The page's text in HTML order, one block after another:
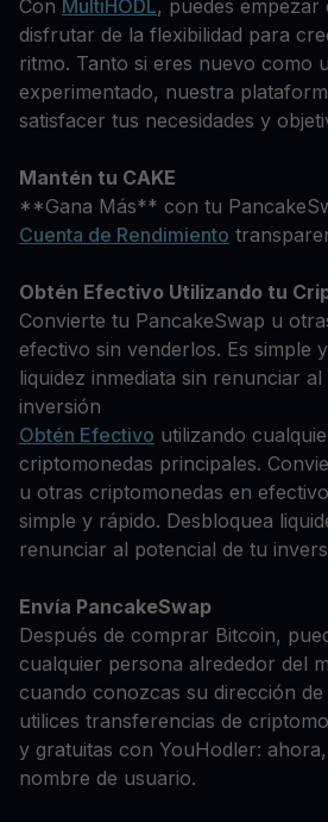
Con MultiHODL, puedes
disfrutar de la flexibilidad para
ritmo. Tanto si eres nuevo como
experimentado, nuestra
satisfacer tus necesidades y
Mantén tu CAKE
**Gana Más** con tu
Cuenta de Rendimiento
Obtén Efectivo Utilizando tu
Convierte tu PancakeSwap u
efectivo sin venderlos. Es simple
liquidez inmediata sin renunciar
inversión
Obtén Efectivo utilizando
criptomonedas principales.
u otras criptomonedas en
simple y rápido. Desbloquea
renunciar al potencial de tu
Envía PancakeSwap
Después de comprar Bitcoin,
cualquier persona alrededor del
cuando conozcas su dirección
utilices transferencias de
y gratuitas con YouHodler:
nombre de usuario.